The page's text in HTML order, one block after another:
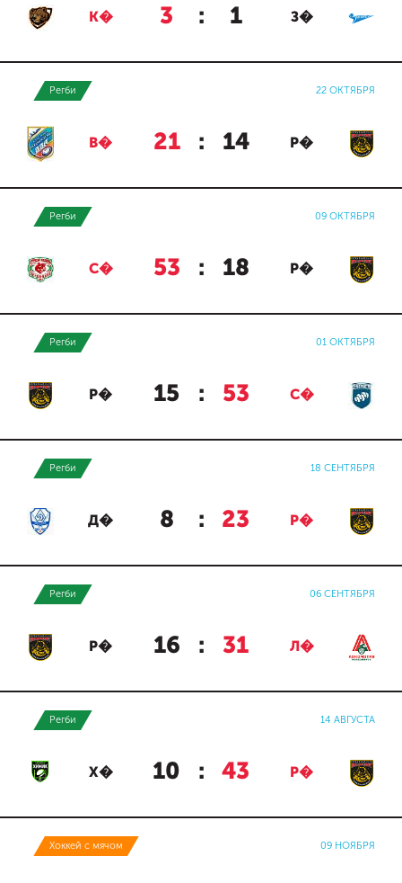
К� 3 : 1 З�
Регби 22 ОКТЯБРЯ
В� 21 : 14 Р�
Регби 09 ОКТЯБРЯ
С� 53 : 18 Р�
Регби 01 ОКТЯБРЯ
Р� 15 : 53 С�
Регби 18 СЕНТЯБРЯ
Д� 8 : 23 Р�
Регби 06 СЕНТЯБРЯ
Р� 16 : 31 Л�
Регби 14 АВГУСТА
Х� 10 : 43 Р�
Хоккей с мячом 09 НОЯБРЯ